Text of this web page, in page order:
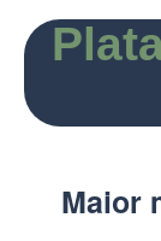
Maior